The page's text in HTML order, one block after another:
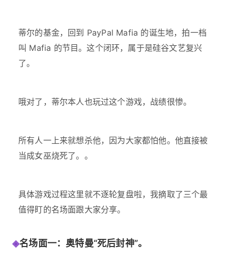
蒂尔的基金，回到 PayPal Mafia 的诞生地，拍一档
叫 Mafia 的节目。这个闭环，属于是硅谷文艺复兴
了。
哦对了，蒂尔本人也玩过这个游戏，战绩很惨。
所有人一上来就想杀他，因为大家都怕他。他直接被
当成女巫烧死了。。
具体游戏过程这里就不逐轮复盘啦，我摘取了三个最
值得盯的名场面跟大家分享。
◈名场面一：奥特曼“死后封神”。